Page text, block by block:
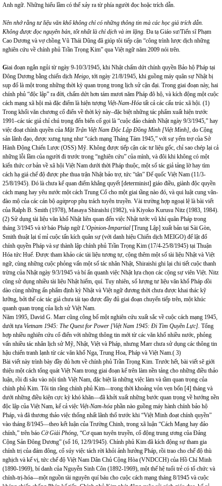
Anh ngữ. Những hiểu lầm có thể xảy ra từ phía người đọc hoặc trích dẫn.
Nên nhớ rằng tư liệu văn khố không chỉ có những thông tin mà các học giả trích dẫn.
Không được đọc nguyên bản, tốt nhất là chỉ dịch và im lặng. Đa tạ Giáo sư/Tiến sĩ Phạm
Cao Dương và vợ chồng Vũ Thái Dũng đã giúp tôi tiếp cận “công trình lược dịch những
nghiên cứu về chính phủ Trần Trọng Kim” qua Việt ngữ năm 2009 nói trên.
Giai đoạn ngắn ngủi từ ngày 9-10/3/1945, khi Nhật chấm dứt chính quyền Bảo hộ Pháp tại
Đông Dương bằng chiến dịch Meigo, tới ngày 21/8/1945, khi guồng máy quân sự Nhật bị
sụp đổ là một trong những thời kỳ quan trọng trong lịch sử cận đại. Trong giai đoạn này, hai
chính phủ “độc lập” ra đời, chấm dứt hơn tám mươi năm Pháp đô hộ, và kích động một cuộc
cách mạng xã hội mà đặc điểm là hiện tượng Việt-Nam-Hóa tất cả các cấu trúc xã hội. (1)
Trong khối văn chương cổ điển về thời kỳ này–đặc biệt những tác phẩm xuất hiện trước
1991–các tác giả chỉ chú trọng đến biến cố gọi là “cuộc đảo chánh Nhật ngày 9/3/1945,” hay
việc đoạt chính quyền của Mặt Trận Việt Nam Độc Lập Đồng Minh [Việt Minh], do Cộng
sản lãnh đạo, được xưng tụng như “cách mạng Tháng Tám 1945,” với sự yểm trợ của Sở
Hành Động Chiến Lược (OSS) Mỹ. Không được tiếp cận các tư liệu gốc, chỉ sao chép lại cả
những lỗi lầm của người đi trước trong “nghiên cứu” của mình, và đôi khi không có một
kiến thức cơ bản về xã hội Việt Nam dưới thời Pháp thuộc, một số tác giả tảng lờ hay tìm
cách hạ giá chế độ được phe thua trận Nhật bảo trợ, tức “tân” Đế quốc Việt Nam (11/3-
25/8/1945). Đó là chưa kể quan điểm khẳng quyết [determinist] giáo điều, giành độc quyền
cách mạng hay yêu nước một cách Trung Cổ cho một giai tầng nào đó, và qui luật cung văn-
đào mộ của các cán bộ agitprop phụ trách tuyên truyền. Vài trường hợp ngoại lệ là bài viết
của Ralph B. Smith (1978), Masaya Shiraishi (1982), và Kiyoko Kurusu Nitz (1983, 1984).
(2) Sử dụng tài liệu văn khố Nhật liên quan đến việc Nhật tước vũ khí quân Pháp trong
tháng 3/1945 và tờ báo Pháp ngữ L'Opinion-Impartial [Trung Lập] xuất bản tại Sài Gòn,
Smith thuật lại tỉ mỉ cuộc tấn kích quân sự (với danh hiệu Chiến dịch MEIGO) để lật đổ
chính quyền Pháp và sự thành lập chính phủ Trần Trọng Kim (17/4-25/8/1945) tại Thuận
Hóa tức Huế. Được tham khảo các tài liệu tương tự, cộng thêm một số tài liệu Nhật và Việt
ngữ, cùng những cuộc phỏng vấn một số tác nhân Nhật, Shiraishi ghi lại chi tiết cuộc thanh
trừng của Nhật ngày 9/3/1945 và bí ẩn quanh việc Nhật lựa chọn các cộng sự viên Việt. Nitz
cũng sử dụng nhiều tài liệu Nhật hiếm, quí. Tuy nhiên, số lượng tư liệu văn khố Pháp dồi
dào cùng những ấn phẩm định kỳ Nhật và Việt ngữ đương thời chưa được khai thác kỹ
lưỡng, bởi thế các tác giả chưa tái tạo được đầy đủ giai đoạn chuyển tiếp trên, một khúc
quanh quan trọng của lịch sử Việt Nam.
Năm 1995, David G. Marr cũng công bố một nghiên cứu xuất sắc về cuộc cách mạng 1945,
dưới tựa Vietnam 1945: The Quest for Power [ViệtNam 1945: Đi Tìm Quyền Lực]. Tổng
hợp nhiều nghiên cứu cổ điển với những thông tin mới từ các văn khố nhiều nước, phỏng
vấn nhiều tác nhân lịch sử Mỹ, Nhật, Việt và Pháp, nhưng Marr chưa sử dụng các thông tin
hậu chiến tranh lạnh từ các văn khố Nga, Trung Hoa, Pháp và Việt Nam.( 3)
Bài viết này trình bày đầy đủ hơn về chính phủ Trần Trọng Kim. Trước hết, bài viết sẽ giới
thiệu một cách tổng quát Việt Nam trong giai đoạn kể trên làm nền tảng cho những điều thảo
luận, rồi đi sâu vào nội tình Việt Nam, đặc biệt là những việc làm và tầm quan trọng của
chính phủ Kim. Tôi tin rằng chính phủ Kim—trong thời khoảng vỏn vẹn bốn [4] tháng và
dưới những điều kiện cực kỳ khó khăn—đã khởi xuất những bước quan trọng về hướng nền
độc lập của Việt Nam, kể cả việc Việt-Nam-hóa phần nào guồng máy hành chính bảo hộ
Pháp, và đã thương thảo việc thống nhất lãnh thổ trước khi “Việt Minh đoạt chính quyền”
vào tháng 8/1945—theo kết luận của Trường Chinh, trong xã luận “Cách Mạng hay đảo
chính,” trên báo Cờ Giải Phóng, “Cơ quan tuyên truyền, cổ động trung ương của Đảng
Cộng Sản Đông Dương” (số 16, 12/9/1945). Chính phủ Kim đã kích động sự tham gia
chính trị của đám đông, cổ súy việc tách rời khỏi ảnh hưởng Pháp, rồi trao cho chế độ thù
nghịch và kế vị, tức chế độ Việt Nam Dân Chủ Cộng Hòa (VNDCCH) của Hồ Chí Minh
(1890-1969), bí danh của Nguyễn Sinh Côn (1892-1969), một thế hệ tuổi trẻ có tổ chức và
chính-trị-hóa—một nguồn tài nguyên quí báu cho cuộc cách mạng tháng 8/1945 và cuộc